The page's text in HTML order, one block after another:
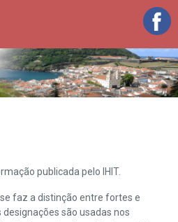
publicada pelo IHIT.
faz a distinção entre fortes e
são usadas nos